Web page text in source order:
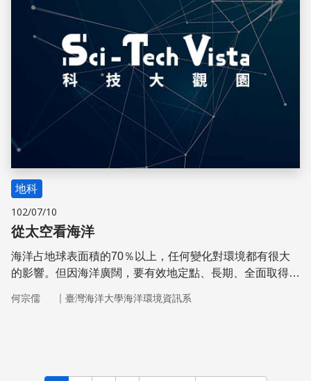
地科
102/07/10
從太空看海洋
海洋占地球表面積的70％以上，任何變化對環境都有很大
的影響。但因海洋廣闊，要有效地定點、長期、全面取得觀
目了然，因此有機會更了解海洋。
何宗儒 ｜ 臺灣海洋大學海洋環境資訊系